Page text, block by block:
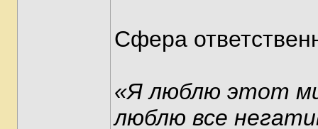
Сфера
«Я люблю этот
люблю все